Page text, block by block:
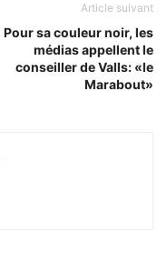
Article suivant
Pour sa couleur noir, les
médias appellent le
conseiller de Valls: «le
Marabout»